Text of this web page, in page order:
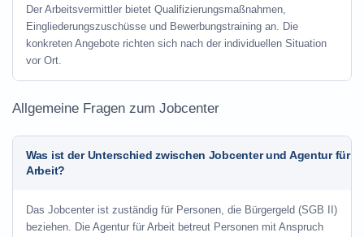
Der Arbeitsvermittler bietet Qualifizierungsmaßnahmen,
Eingliederungszuschüsse und Bewerbungstraining an. Die
konkreten Angebote richten sich nach der individuellen Situation
vor Ort.
Allgemeine Fragen zum Jobcenter
Was ist der Unterschied zwischen Jobcenter und Agentur für
Arbeit?
Das Jobcenter ist zuständig für Personen, die Bürgergeld (SGB II)
beziehen. Die Agentur für Arbeit betreut Personen mit Anspruch